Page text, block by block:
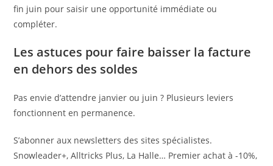
fin juin pour saisir une opportunité immédiate ou
compléter.
Les astuces pour faire baisser la facture
en dehors des soldes
Pas envie d’attendre janvier ou juin ? Plusieurs leviers
fonctionnent en permanence.
S’abonner aux newsletters des sites spécialistes.
Snowleader+, Alltricks Plus, La Halle… Premier achat à -10%,